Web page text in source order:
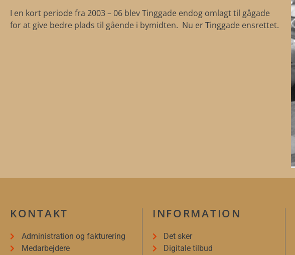
I en kort periode fra 2003 – 06 blev Tinggade endog omlagt til gågade
for at give bedre plads til gående i bymidten. Nu er Tinggade ensrettet.
KONTAKT
Administration og fakturering
Medarbejdere
INFORMATION
Det sker
Digitale tilbud